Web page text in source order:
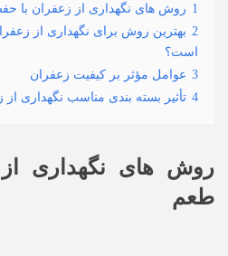
1 روش های نگهداری از زعفران با
2 بهترین روش برای نگهداری از
است؟
3 عوامل مؤثر بر کیفیت زعفران
4 تأثیر بسته بندی مناسب نگهداری از
روش های نگهداری
طعم